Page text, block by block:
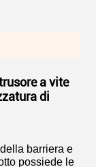
a vite
di
barriera e
possiede le